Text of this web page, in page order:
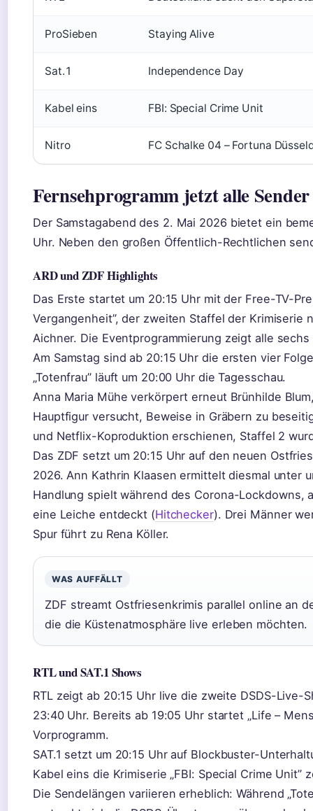
ProSieben Staying Alive
Sat.1 Independence Day
Kabel eins FBI: Special Crime Unit
Nitro FC Schalke 04 – Fortuna
Fernsehprogramm jetzt alle Sender
Der Samstagabend des 2. Mai 2026 bietet ein
Uhr. Neben den großen Öffentlich-Rechtlichen
ARD und ZDF Highlights
Das Erste startet um 20:15 Uhr mit der Free-TV-
Vergangenheit”, der zweiten Staffel der Krimiserie
Aichner. Die Eventprogrammierung zeigt alle
Am Samstag sind ab 20:15 Uhr die ersten vier
„Totenfrau” läuft um 20:00 Uhr die Tagesschau.
Anna Maria Mühe verkörpert erneut Brünhilde
Hauptfigur versucht, Beweise in Gräbern zu
und Netflix-Koproduktion erschienen, Staffel 2
Das ZDF setzt um 20:15 Uhr auf den neuen
2026. Ann Kathrin Klaasen ermittelt diesmal unter
Handlung spielt während des Corona-Lockdowns,
eine Leiche entdeckt (Hitchecker). Drei Männer
Spur führt zu Rena Köller.
WAS AUFFÄLLT
ZDF streamt Ostfriesenkrimis parallel online an
die die Küstenatmosphäre live erleben möchten.
RTL und SAT.1 Shows
RTL zeigt ab 20:15 Uhr live die zweite DSDS-
23:40 Uhr. Bereits ab 19:05 Uhr startet „Life –
Vorprogramm.
SAT.1 setzt um 20:15 Uhr auf Blockbuster-
Kabel eins die Krimiserie „FBI: Special Crime Unit”
Die Sendelängen variieren erheblich: Während